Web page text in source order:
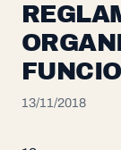
13/11/2018